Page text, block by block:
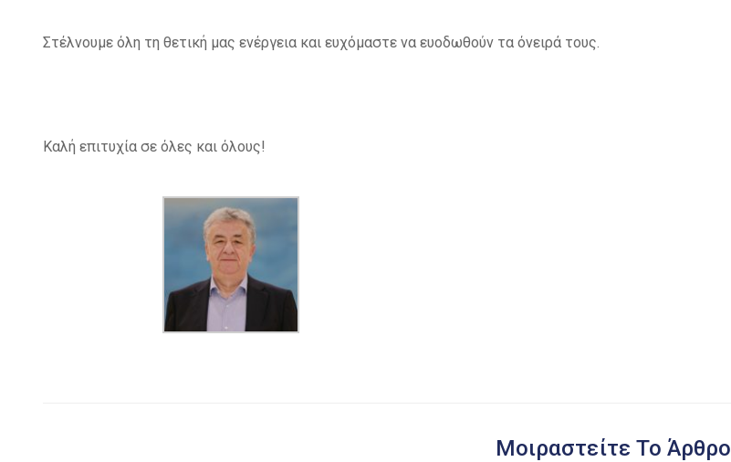
Στέλνουμε όλη τη θετική μας ενέργεια και ευχόμαστε να ευοδωθούν τα όνειρά τους.
Καλή επιτυχία σε όλες και όλους!
Μοιραστείτε Το Άρθρο